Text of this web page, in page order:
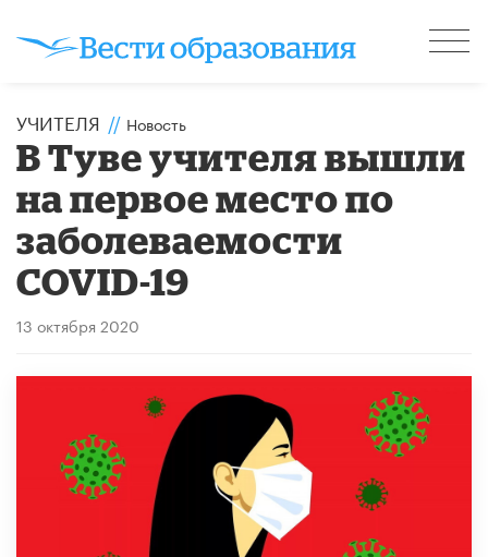
УЧИТЕЛЯ // Новость
В Туве учителя вышли
на первое место по
заболеваемости
COVID-19
13 октября 2020